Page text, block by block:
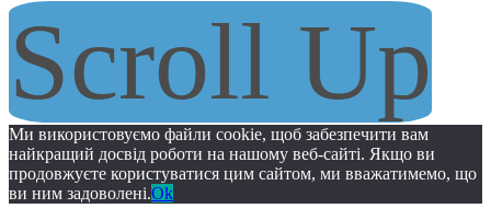
Scroll Up
Ми використовуємо файли cookie, щоб забезпечити вам
найкращий досвід роботи на нашому веб-сайті. Якщо ви
продовжуєте користуватися цим сайтом, ми вважатимемо, що
ви ним задоволені.Ok